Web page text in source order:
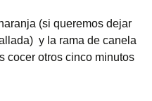
(si queremos dejar
y la rama de canela
cocer otros cinco minutos